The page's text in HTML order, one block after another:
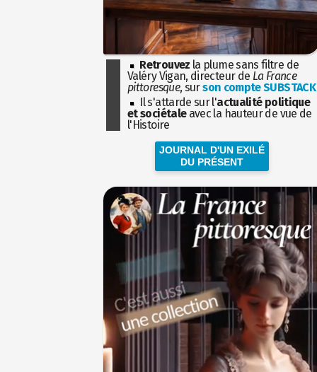
Retrouvez la plume sans filtre de
Valéry Vigan, directeur de La France
pittoresque, surson compte SUBSTACK
Il s'attarde sur l'actualité politique
et sociétaleavec la hauteur de vue de
l'Histoire
JOURNAL D'UN EXILÉ
DU PRÉSENT